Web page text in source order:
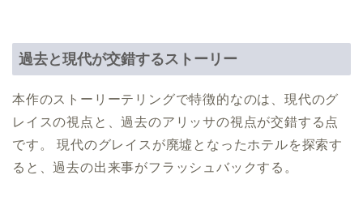
過去と現代が交錯するストーリー
本作のストーリーテリングで特徴的なのは、現代のグ
レイスの視点と、過去のアリッサの視点が交錯する点
です。 現代のグレイスが廃墟となったホテルを探索す
ると、過去の出来事がフラッシュバックする。